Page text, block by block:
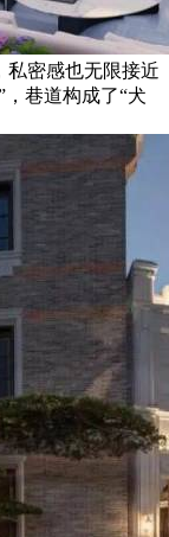
私密感也无限接近
巷道构成了“犬